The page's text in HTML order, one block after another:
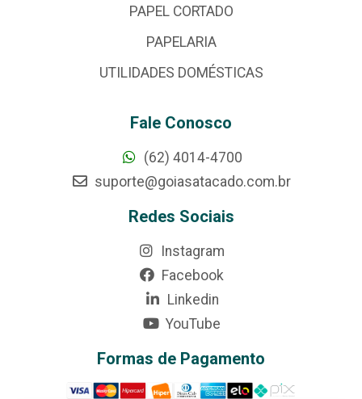
PAPEL CORTADO
PAPELARIA
UTILIDADES DOMÉSTICAS
Fale Conosco
(62) 4014-4700
suporte@goiasatacado.com.br
Redes Sociais
Instagram
Facebook
Linkedin
YouTube
Formas de Pagamento